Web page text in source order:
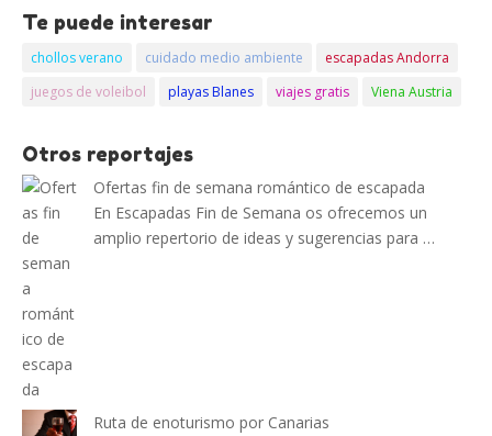
Te puede interesar
chollos verano cuidado medio ambiente
escapadas Andorra
juegos de voleibol
playas Blanes viajes gratis Viena Austria
Otros reportajes
Ofertas fin de semana romántico de escapada
En Escapadas Fin de Semana os ofrecemos un
amplio repertorio de ideas y sugerencias para …
Ruta de enoturismo por Canarias